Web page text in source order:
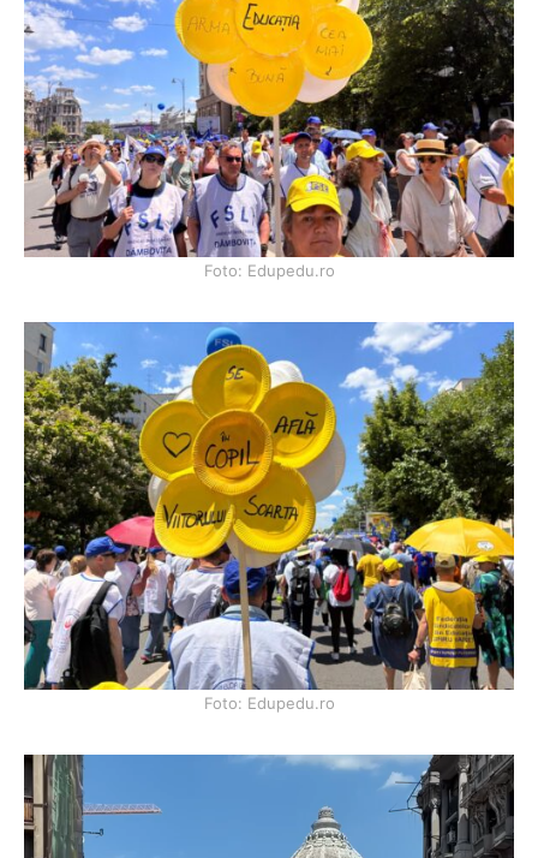
Foto: Edupedu.ro
Foto: Edupedu.ro